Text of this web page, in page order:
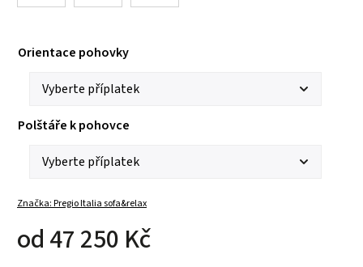
Orientace pohovky
Polštáře k pohovce
Značka:Pregio Italia sofa&relax
od47 250 Kč